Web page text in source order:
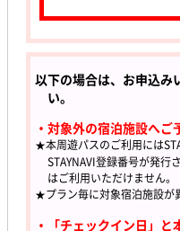
以下の場合は、お申込み
い。
・対象外の宿泊施設へ
★本周遊パスのご利用には
STAYNAVI登録番号が発行
はご利用いただけません。
★プラン毎に対象宿泊施設が
・「チェックイン日」